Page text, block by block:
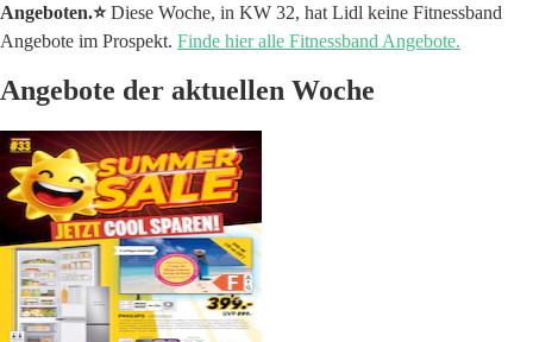
Angeboten.⭐️Diese Woche, in KW 32, hat Lidl keine Fitnessband
Angebote im Prospekt. Finde hier alle Fitnessband Angebote.
Angebote der aktuellen Woche